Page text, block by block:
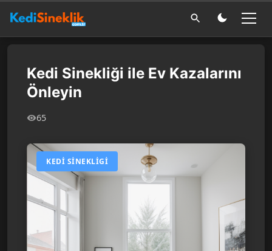
Kedi Sinekliği ile Ev Kazalarını
Önleyin
65
KEDI SINEKLIGI